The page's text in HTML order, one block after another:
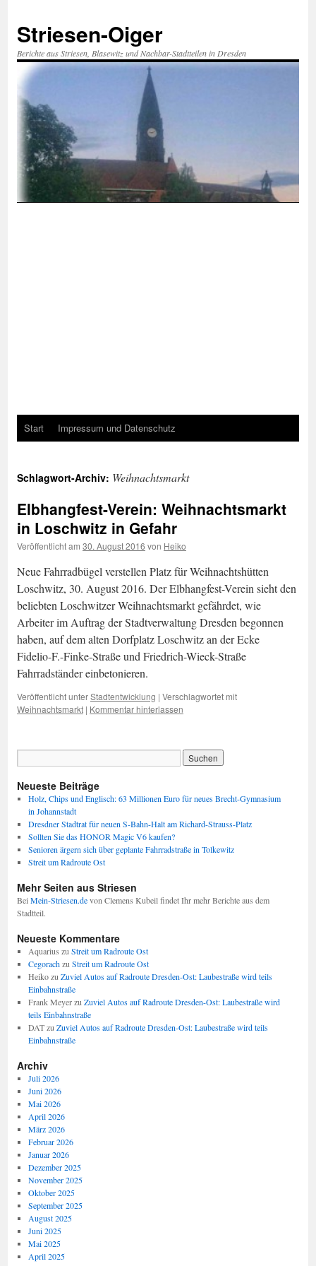
springen
Striesen-Oiger
Berichte aus Striesen, Blasewitz und Nachbar-Stadtteilen in Dresden
Start Impressum und Datenschutz
Schlagwort-Archiv: Weihnachtsmarkt
Elbhangfest-Verein: Weihnachtsmarkt
in Loschwitz in Gefahr
Veröffentlicht am 30. August 2016 von Heiko
Neue Fahrradbügel verstellen Platz für Weihnachtshütten
Loschwitz, 30. August 2016. Der Elbhangfest-Verein sieht den
beliebten Loschwitzer Weihnachtsmarkt gefährdet, wie
Arbeiter im Auftrag der Stadtverwaltung Dresden begonnen
haben, auf dem alten Dorfplatz Loschwitz an der Ecke
Fidelio-F.-Finke-Straße und Friedrich-Wieck-Straße
Fahrradständer einbetonieren.
Veröffentlicht unterStadtentwicklung | Verschlagwortet mit
Weihnachtsmarkt | Kommentar hinterlassen
Neueste Beiträge
Holz, Chips und Englisch: 63 Millionen Euro für neues Brecht-Gymnasium
in Johannstadt
Dresdner Stadtrat für neuen S-Bahn-Halt am Richard-Strauss-Platz
Sollten Sie das HONOR Magic V6 kaufen?
Senioren ärgern sich über geplante Fahrradstraße in Tolkewitz
Streit um Radroute Ost
Mehr Seiten aus Striesen
Bei Mein-Striesen.devon Clemens Kubeil findet Ihr mehr Berichte aus dem
Stadtteil.
Neueste Kommentare
Aquarius zu Streit um Radroute Ost
Cegorachzu Streit um Radroute Ost
Heikozu Zuviel Autos auf Radroute Dresden-Ost: Laubestraße wird teils
Einbahnstraße
Frank Meyerzu Zuviel Autos auf Radroute Dresden-Ost: Laubestraße wird
teils Einbahnstraße
DATzu Zuviel Autos auf Radroute Dresden-Ost: Laubestraße wird teils
Einbahnstraße
Archiv
Juli 2026
Juni 2026
Mai 2026
April 2026
März 2026
Februar 2026
Januar 2026
Dezember 2025
November 2025
Oktober 2025
September 2025
August 2025
Juni 2025
Mai 2025
April 2025